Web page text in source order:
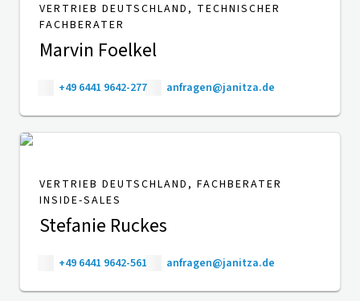
VERTRIEB DEUTSCHLAND, TECHNISCHER
FACHBERATER
Marvin Foelkel
+49 6441 9642-277 anfragen@janitza.de
VERTRIEB DEUTSCHLAND, FACHBERATER
INSIDE-SALES
Stefanie Ruckes
+49 6441 9642-561 anfragen@janitza.de